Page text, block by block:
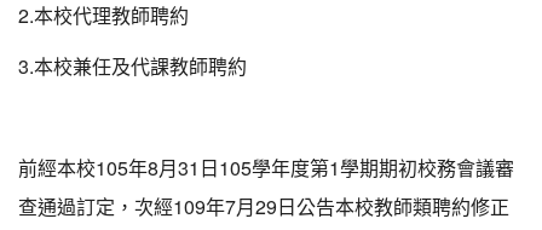
2.本校代理教師聘約
3.本校兼任及代課教師聘約
前經本校105年8月31日105學年度第1學期期初校務會議審
查通過訂定，次經109年7月29日公告本校教師類聘約修正